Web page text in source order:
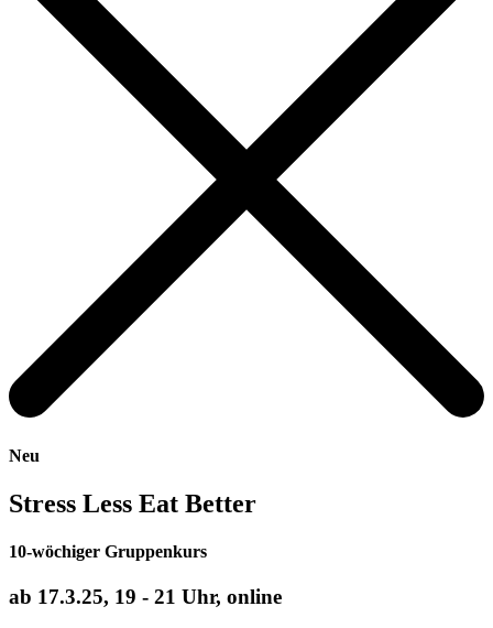
Neu
Stress Less Eat Better
10-wöchiger Gruppenkurs
ab 17.3.25, 19 - 21 Uhr, online